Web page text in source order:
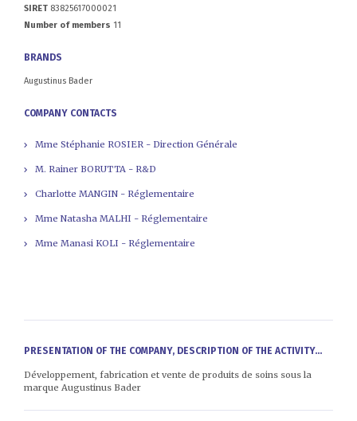
SIRET 83825617000021
Number of members 11
BRANDS
Augustinus Bader
COMPANY CONTACTS
Mme Stéphanie ROSIER - Direction Générale
M. Rainer BORUTTA - R&D
Charlotte MANGIN - Réglementaire
Mme Natasha MALHI - Réglementaire
Mme Manasi KOLI - Réglementaire
PRESENTATION OF THE COMPANY, DESCRIPTION OF THE ACTIVITY...
Développement, fabrication et vente de produits de soins sous la
marque Augustinus Bader